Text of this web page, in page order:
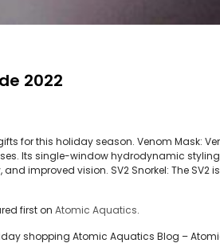
2022
for this holiday season. Venom Mask:
Its single-window hydrodynamic
improved vision. SV2 Snorkel: The SV2
first on Atomic Aquatics.
shopping Atomic Aquatics Blog –